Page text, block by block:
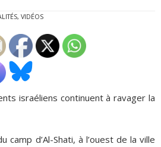
, VIDÉOS
israéliens continuent à ravager la
camp d’Al-Shati, à l’ouest de la ville